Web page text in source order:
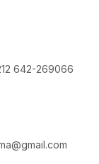
642-269066